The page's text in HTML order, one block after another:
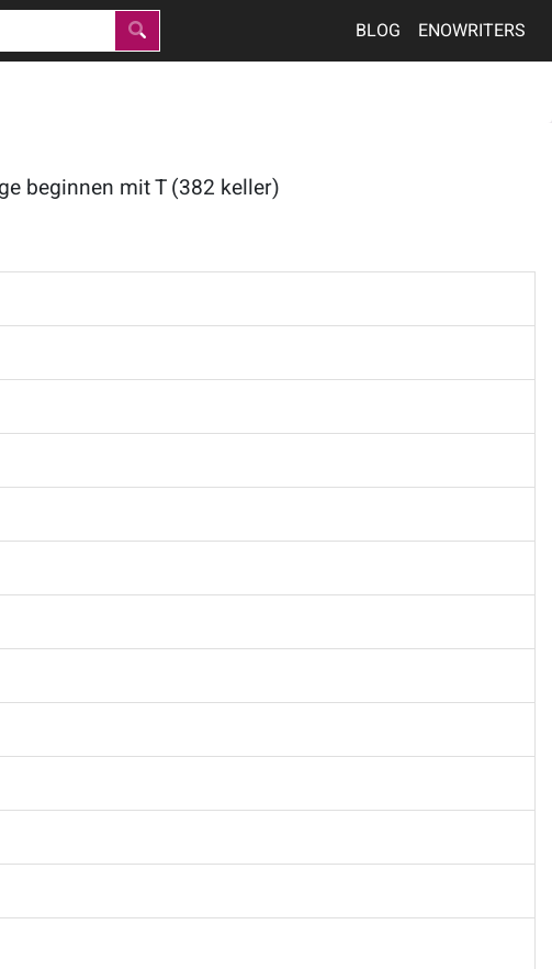
BLOG ENOWRITERS
beginnen mit T (382 keller)